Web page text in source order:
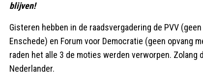
blijven!
Gisteren hebben in de raadsvergadering de PVV
Enschede) en Forum voor Democratie (geen opvang
raden het alle 3 de moties werden verworpen.
Nederlander.